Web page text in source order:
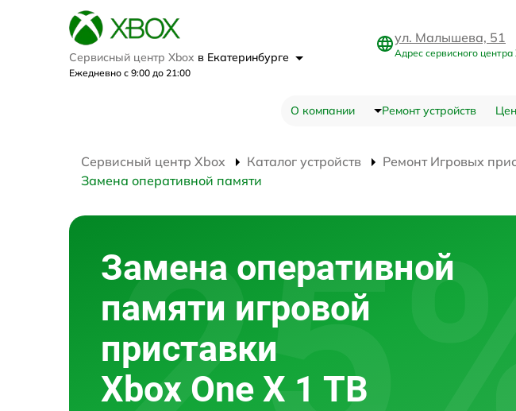
Сервисный центр Xbox в Екатеринбурге
Ежедневно с 9:00 до 21:00
ул. Малышева, 51
Адрес сервисного центра
О компании Ремонт устройств
Сервисный центр Xbox Каталог устройств Ремонт Игровых
Замена оперативной памяти
Замена оперативной
памяти игровой
приставки
Xbox One X 1 TB